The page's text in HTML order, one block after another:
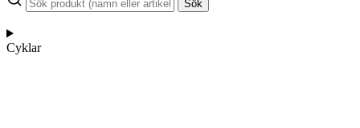
Sök
Cyklar